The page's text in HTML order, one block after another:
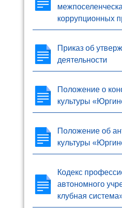
коррупционных
Приказ об
деятельности
Положение о
культуры
Положение об
культуры
Кодекс
автономного
клубная